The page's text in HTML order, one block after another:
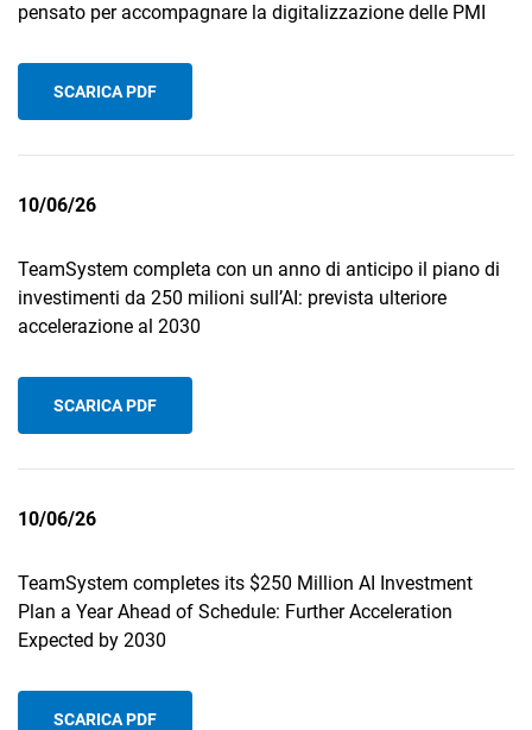
Ecommerce
HR
Trust Services
TeamSystem Store
pensato per accompagnare la digitalizzazione delle PMI
SCARICA PDF
10/06/26
TeamSystem completa con un anno di anticipo il piano di
investimenti da 250 milioni sull’AI: prevista ulteriore
accelerazione al 2030
SCARICA PDF
10/06/26
TeamSystem completes its $250 Million AI Investment
Plan a Year Ahead of Schedule: Further Acceleration
Expected by 2030
SCARICA PDF